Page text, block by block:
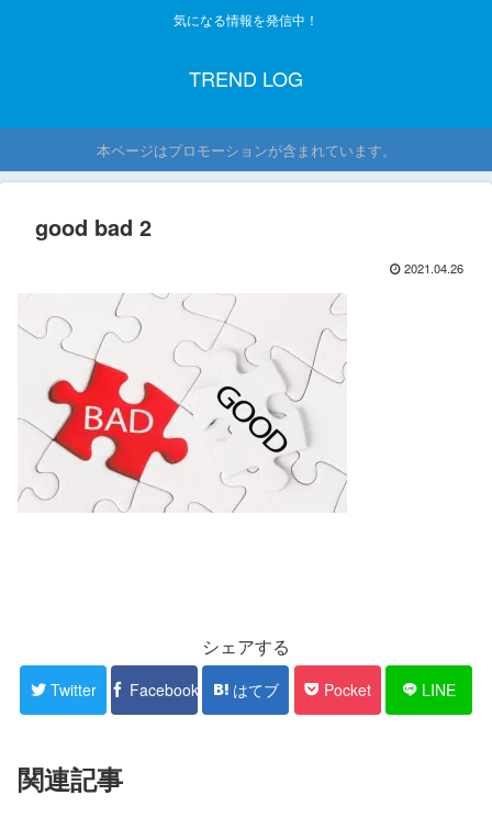
気になる情報を発信中！
TREND LOG
本ページはプロモーションが含まれています。
good bad 2
2021.04.26
シェアする
Twitter Facebook はてブ Pocket LINE
関連記事